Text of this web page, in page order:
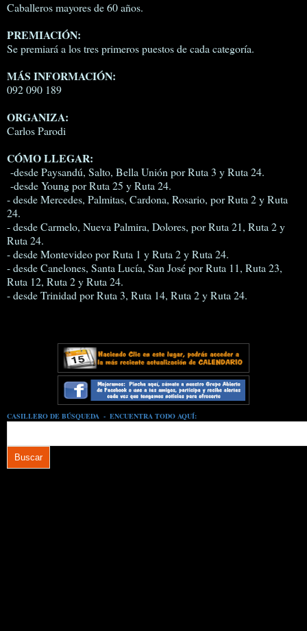
Caballeros mayores de 60 años.
PREMIACIÓN:
Se premiará a los tres primeros puestos de cada categoría.
MÁS INFORMACIÓN:
092 090 189
ORGANIZA:
Carlos Parodi
CÓMO LLEGAR:
-desde Paysandú, Salto, Bella Unión por Ruta 3 y Ruta 24.
-desde Young por Ruta 25 y Ruta 24.
- desde Mercedes, Palmitas, Cardona, Rosario, por Ruta 2 y Ruta
24.
- desde Carmelo, Nueva Palmira, Dolores, por Ruta 21, Ruta 2 y
Ruta 24.
- desde Montevideo por Ruta 1 y Ruta 2 y Ruta 24.
- desde Canelones, Santa Lucía, San José por Ruta 11, Ruta 23,
Ruta 12, Ruta 2 y Ruta 24.
- desde Trinidad por Ruta 3, Ruta 14, Ruta 2 y Ruta 24.
CASILLERO DE BÚSQUEDA - ENCUENTRA TODO AQUÍ: